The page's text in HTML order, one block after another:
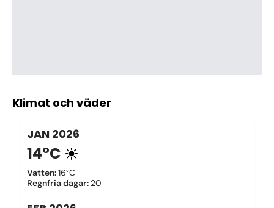
Klimat och väder
JAN 2026
14°C
Vatten:16°C
Regnfria dagar: 20